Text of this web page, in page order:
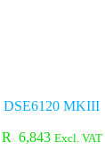
DSE6120 MKIII
R 6,843 Excl. VAT